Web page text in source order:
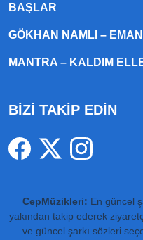
BAŞLAR
GÖKHAN NAMLI –
MANTRA – KALDIM
BİZİ TAKİP EDİN
CepMüzikleri: En güncel
yakından takip ederek
ve güncel şarkı sözleri